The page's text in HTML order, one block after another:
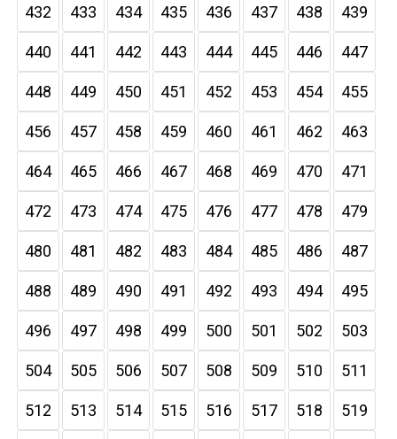
432 433 434 435 436 437 438 439
440 441 442 443 444 445 446 447
448 449 450 451 452 453 454 455
456 457 458 459 460 461 462 463
464 465 466 467 468 469 470 471
472 473 474 475 476 477 478 479
480 481 482 483 484 485 486 487
488 489 490 491 492 493 494 495
496 497 498 499 500 501 502 503
504 505 506 507 508 509 510 511
512 513 514 515 516 517 518 519